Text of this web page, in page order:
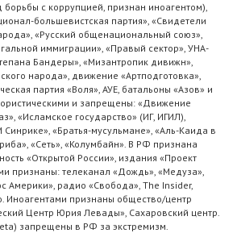
с коррупцией, признан иноагентом),
большевистская партия», «Свидетели
«Русский общенациональный союз»,
иммиграции», «Правый сектор», УНА-
Бандеры», «Мизантропик дивижн»,
народа», движение «Артподготовка»,
партия «Воля», АУЕ, батальоны «Азов» и
и запрещены: «Движение
«Исламское государство» (ИГ, ИГИЛ),
«Братья-мусульмане», «Аль-Каида в
«Сеть», «Колумбайн». В РФ признана
«Открытой России», издания «Проект
признаны: телеканал «Дождь», «Медуза»,
Америки», радио «Свобода», The Insider,
признаны общество/центр
Центр Юрия Левады», Сахаровский центр.
запрещены в РФ за экстремизм.